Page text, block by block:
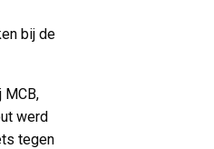
bij de
MCB,
werd
tegen